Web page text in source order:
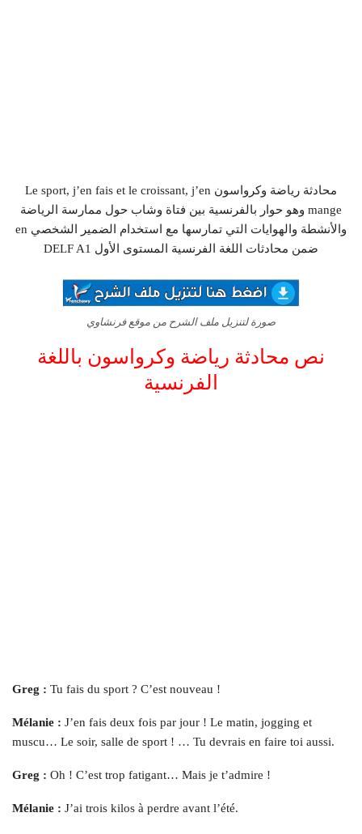
محادثة رياضة وكرواسون Le sport, j’en fais et le croissant, j’en
mange وهو حوار بالفرنسية بين فتاة وشاب حول ممارسة الرياضة
والأنشطة والهوايات التي تمارسها مع استخدام الضمير الشخصي en
ضمن محادثات اللغة الفرنسية المستوى الأول DELF A1
صورة لتنزيل ملف الشرح من موقع فرنشاوي
نص محادثة رياضة وكرواسون باللغة
الفرنسية
Greg : Tu fais du sport ? C’est nouveau !
Mélanie : J’en fais deux fois par jour ! Le matin, jogging et
muscu… Le soir, salle de sport ! … Tu devrais en faire toi aussi.
Greg : Oh ! C’est trop fatigant… Mais je t’admire !
Mélanie : J’ai trois kilos à perdre avant l’été.